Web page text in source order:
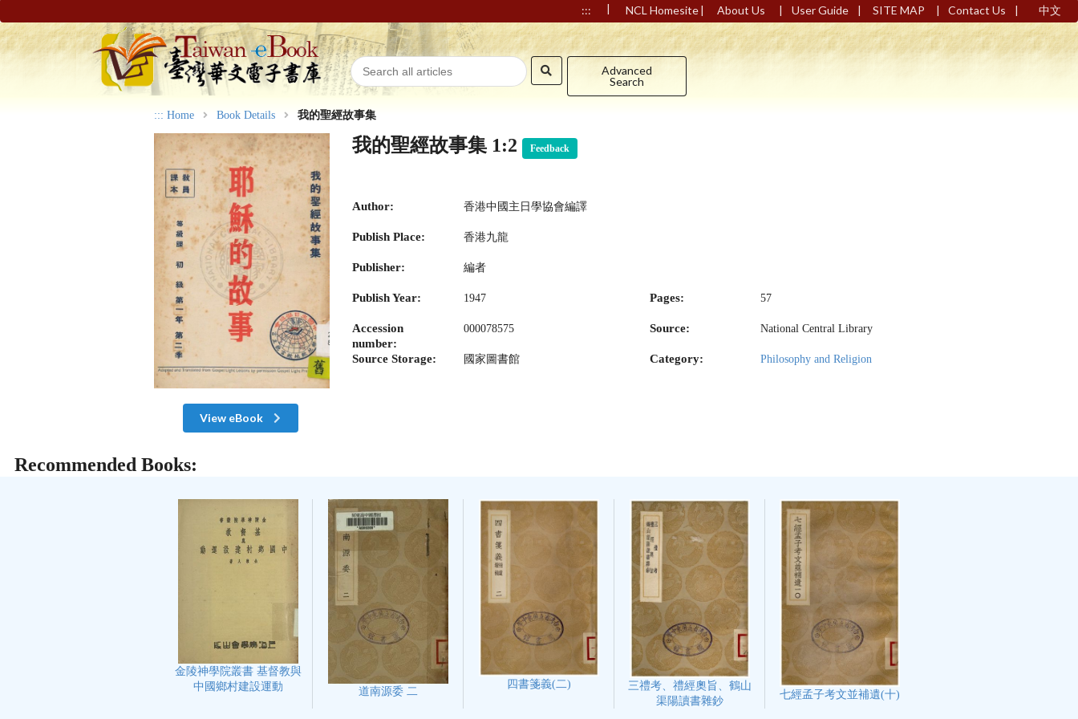
::: | NCL Homesite| About Us | User Guide | SITE MAP | Contact Us | 中文
Advanced
Search
::: Home Book Details 我的聖經故事集
View eBook
我的聖經故事集 1:2 Feedback
Author: 香港中國主日學協會編譯
Publish Place: 香港九龍
Publisher: 編者
Publish Year: 1947 Pages: 57
Accession
number:
000078575 Source: National Central Library
Source Storage: 國家圖書館 Category: Philosophy and Religion
Recommended Books:
金陵神學院叢書 基督教與
中國鄉村建設運動
道南源委 二
四書箋義(二)
三禮考、禮經奧旨、鶴山
渠陽讀書雜鈔
七經孟子考文並補遺(十)